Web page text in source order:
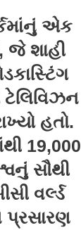
એક
જે શાહી
હતો.
19,000
સૌથી
વર્લ્ડ
પ્રસારણ